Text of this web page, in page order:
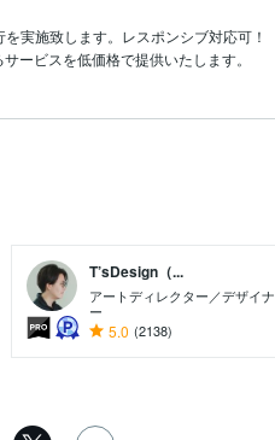
実施致します。レスポンシブ対応可！
ービスを低価格で提供いたします。
T’sDesign（...
アートディレクター／デザイナ
ー
5.0 (2138)